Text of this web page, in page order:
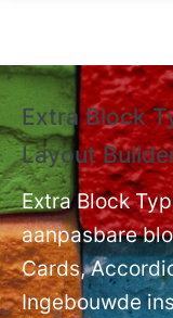
Extra Block
Layout
Extra Block
aanpasbare
Cards,
Ingebouwde